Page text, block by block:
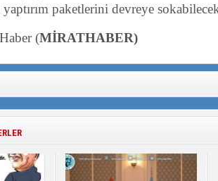
paketlerini devreye
(MİRATHABER)